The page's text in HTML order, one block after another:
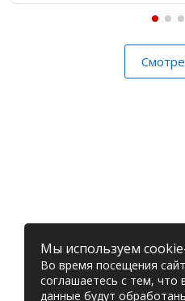
Мы используем
Во время посещения
соглашаетесь с тем, что
данные будут